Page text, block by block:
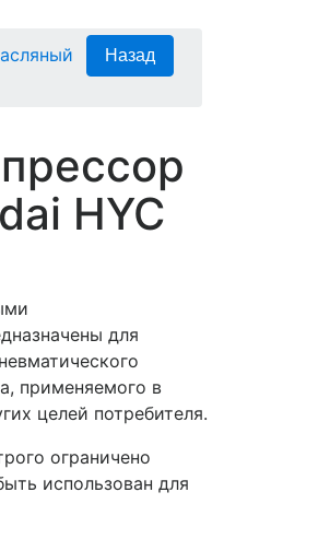
HYC
для
применяемого в
целей потребителя.
ограничено
использован для